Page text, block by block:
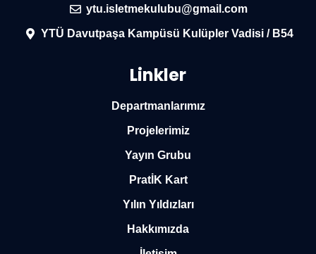
ytu.isletmekulubu@gmail.com
YTÜ Davutpaşa Kampüsü Kulüpler Vadisi / B54
Linkler
Departmanlarımız
Projelerimiz
Yayın Grubu
PratİK Kart
Yılın Yıldızları
Hakkımızda